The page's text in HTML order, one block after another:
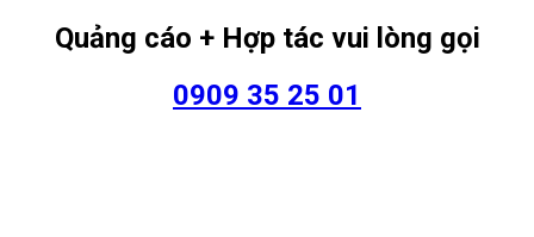
Quảng cáo + Hợp tác vui lòng gọi
0909 35 25 01